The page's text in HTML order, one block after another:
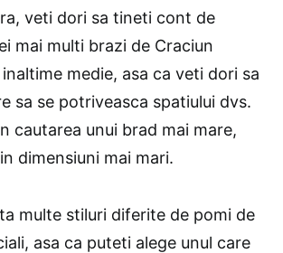
veti dori sa tineti cont de
mai multi brazi de Craciun
medie, asa ca veti dori sa
sa se potriveasca spatiului dvs.
cautarea unui brad mai mare,
dimensiuni mai mari.
multe stiluri diferite de pomi de
asa ca puteti alege unul care